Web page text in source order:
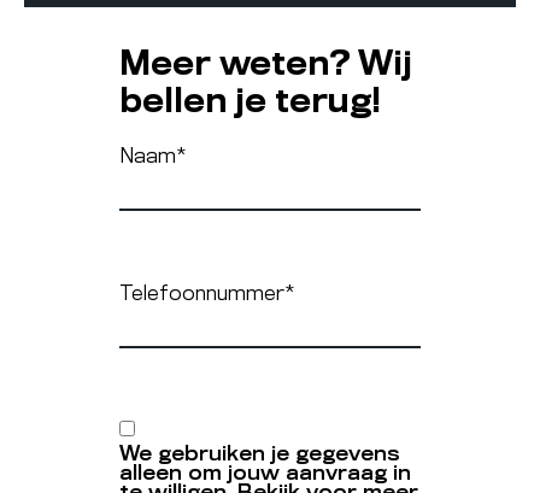
Meer weten? Wij
bellen je terug!
Naam*
Telefoonnummer*
We gebruiken je gegevens
alleen om jouw aanvraag in